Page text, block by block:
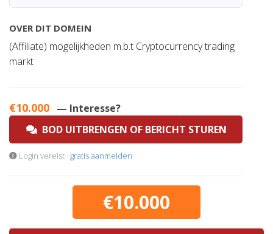
OVER DIT DOMEIN
(Affiliate) mogelijkheden m.b.t Cryptocurrency trading
markt
€10.000 — Interesse?
BOD UITBRENGEN OF BERICHT STUREN
Login vereist · gratis aanmelden
€10.000